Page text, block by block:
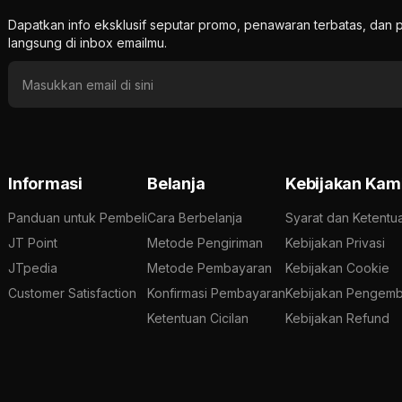
Dapatkan info eksklusif seputar promo, penawaran terbatas, dan
langsung di inbox emailmu.
Informasi
Panduan untuk Pembeli
JT Point
JTpedia
Customer Satisfaction
Belanja
Cara Berbelanja
Metode Pengiriman
Metode Pembayaran
Konfirmasi Pembayaran
Ketentuan Cicilan
Kebijakan
Syarat dan
Kebijakan Privasi
Kebijakan Cookie
Kebijakan
Kebijakan Refund